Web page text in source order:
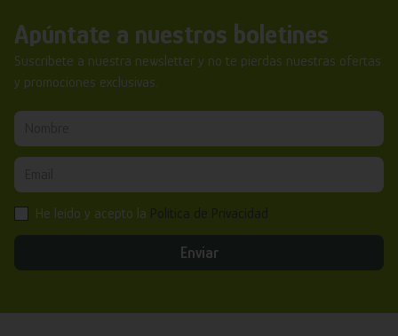
Apúntate a nuestros boletines
Suscríbete a nuestra newsletter y no te pierdas nuestras ofertas
y promociones exclusivas.
He leído y acepto la
Enviar